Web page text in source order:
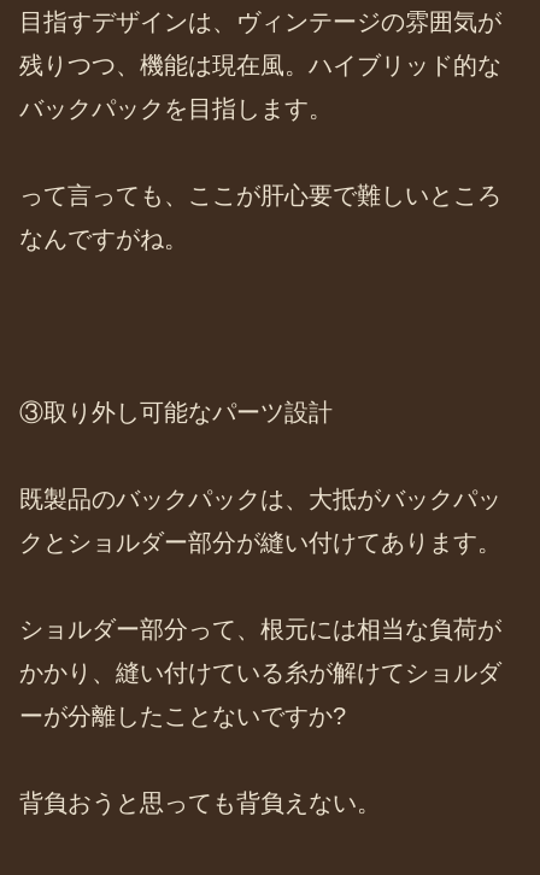
目指すデザインは、ヴィンテージの雰囲気が
残りつつ、機能は現在風。ハイブリッド的な
バックパックを目指します。
って言っても、ここが肝心要で難しいところ
なんですがね。
③取り外し可能なパーツ設計
既製品のバックパックは、大抵がバックパッ
クとショルダー部分が縫い付けてあります。
ショルダー部分って、根元には相当な負荷が
かかり、縫い付けている糸が解けてショルダ
ーが分離したことないですか?
背負おうと思っても背負えない。